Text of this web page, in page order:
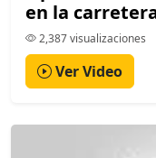
en la
2,387 visualizaciones
Ver Video